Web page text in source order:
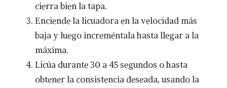
cierra bien la tapa.
Enciende la licuadora en la velocidad más
baja y luego increméntala hasta llegar a la
máxima.
Licúa durante 30 a 45 segundos o hasta
obtener la consistencia deseada, usando la